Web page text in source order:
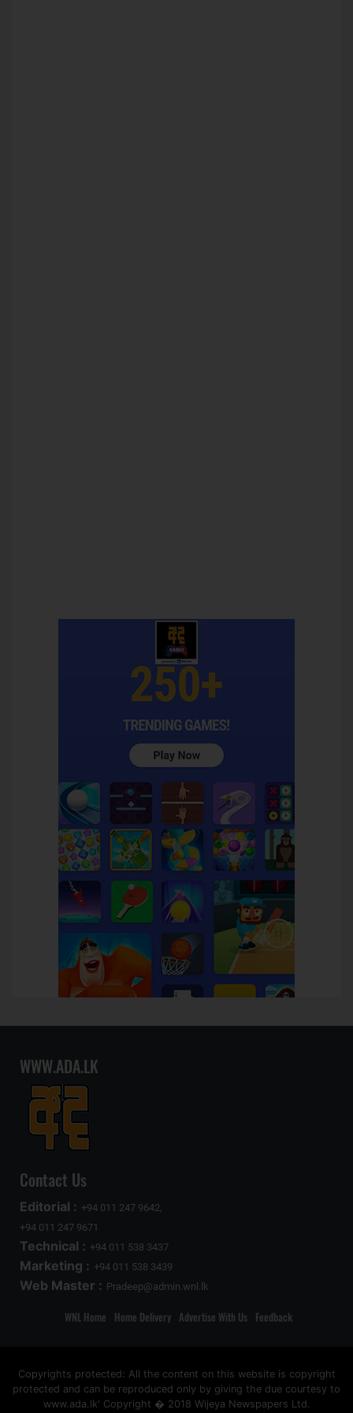
WWW.ADA.LK
Contact Us
Editorial : +94 011 247 9642,
+94 011 247 9671
Technical : +94 011 538 3437
Marketing : +94 011 538 3439
Web Master : Pradeep@admin.wnl.lk
WNL Home Home Delivery Advertise With Us Feedback
Copyrights protected: All the content on this website is copyright
protected and can be reproduced only by giving the due courtesy to
www.ada.lk' Copyright � 2018 Wijeya Newspapers Ltd.